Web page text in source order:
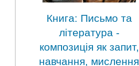
Книга: Письмо та
література -
композиція як запит,
навчання, мислення